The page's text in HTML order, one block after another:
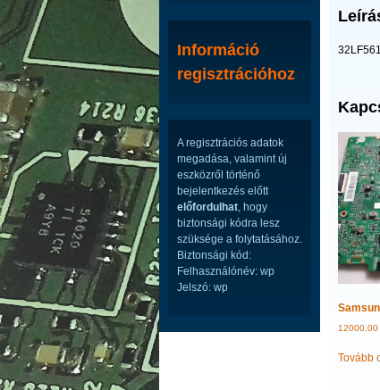
Tovább
Információ
regisztrációhoz
A regisztrációs adatok
megadása, valamint új
eszközről történő
bejelentkezés előtt
előfordulhat, hogy
biztonsági kódra lesz
szüksége a folytatásához.
Biztonsági kód:
Felhasználónév: wp
Jelszó: wp